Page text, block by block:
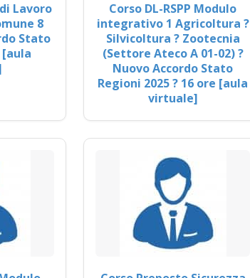
Lavoro
8
Stato
[aula
Corso DL-RSPP Modulo
integrativo 1 Agricoltura ?
Silvicoltura ? Zootecnia
(Settore Ateco A 01-02) ?
Nuovo Accordo Stato
Regioni 2025 ? 16 ore [aula
virtuale]